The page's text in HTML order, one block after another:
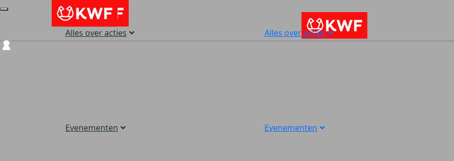
Alles over acties
Evenementen
Alles over acties
Evenementen